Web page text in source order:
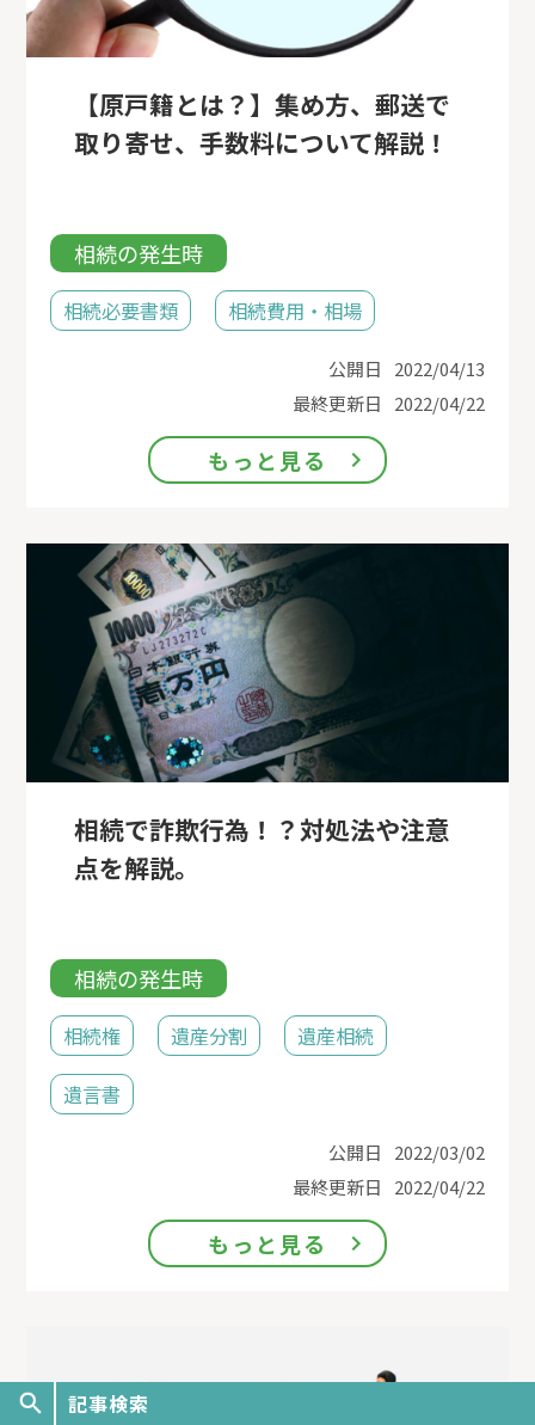
【原戸籍とは？】集め方、郵送で
取り寄せ、手数料について解説！
相続の発生時
相続必要書類 相続費用・相場
公開日
2022/04/13
最終更新日
2022/04/22
もっと見る
相続で詐欺行為！？対処法や注意
点を解説。
相続の発生時
相続権 遺産分割 遺産相続
遺言書
公開日
2022/03/02
最終更新日
2022/04/22
もっと見る